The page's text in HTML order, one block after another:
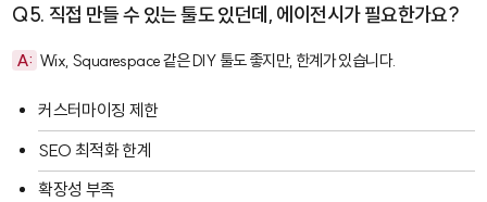
Q5. 직접 만들 수 있는 툴도 있던데, 에이전시가 필요한가요?
A: Wix, Squarespace같은 DIY 툴도 좋지만, 한계가 있습니다.
커스터마이징 제한
SEO 최적화 한계
확장성 부족